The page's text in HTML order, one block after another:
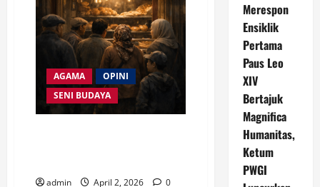
AGAMA
OPINI
SENI BUDAYA
admin April 2, 2026 0
Merespon
Ensiklik
Pertama
Paus Leo
XIV
Bertajuk
Magnifica
Humanitas,
Ketum
PWGI